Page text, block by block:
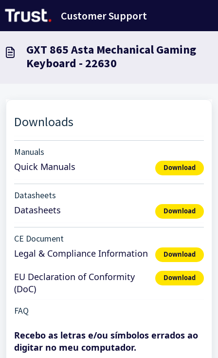
Customer Support
GXT 865 Asta Mechanical Gaming
Keyboard - 22630
Downloads
Manuals
Quick Manuals Download
Datasheets
Datasheets Download
CE Document
Legal & Compliance Information Download
EU Declaration of Conformity
(DoC)
Download
FAQ
Recebo as letras e/ou símbolos errados ao
digitar no meu computador.